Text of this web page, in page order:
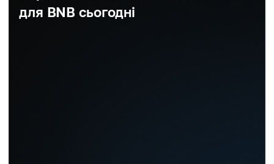
для BNB сьогодні